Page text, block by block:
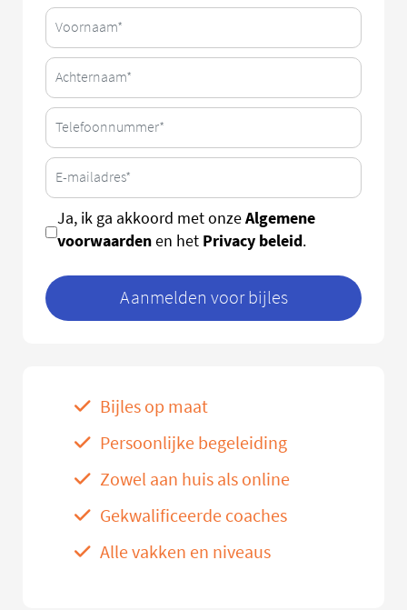
Ja, ik ga akkoord met onzeAlgemene
voorwaardenen het Privacy beleid.
Aanmelden voor bijles
Bijles op maat
Persoonlijke begeleiding
Zowel aan huis als online
Gekwalificeerde coaches
Alle vakken en niveaus